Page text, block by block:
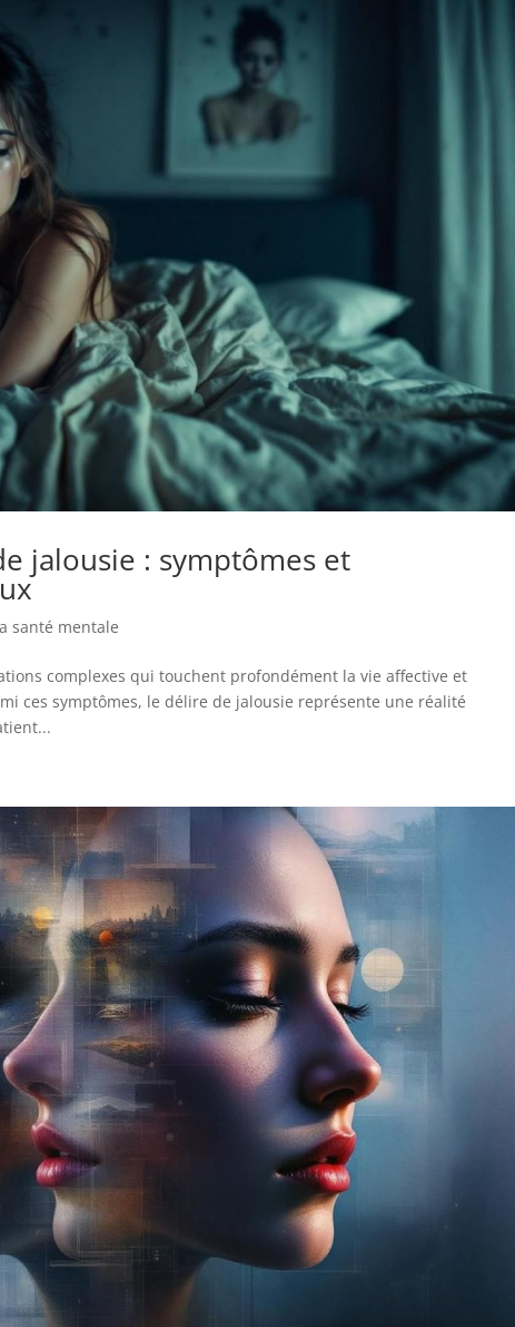
jalousie : symptômes et
santé mentale
complexes qui touchent profondément la vie affective et
ces symptômes, le délire de jalousie représente une réalité